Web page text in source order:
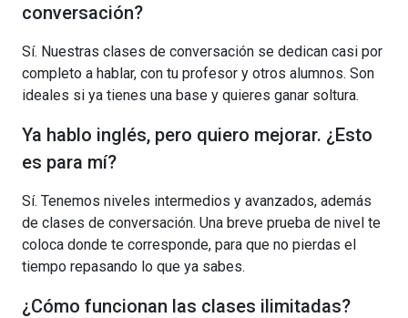
conversación?
Sí. Nuestras clases de conversación se dedican casi por
completo a hablar, con tu profesor y otros alumnos. Son
ideales si ya tienes una base y quieres ganar soltura.
Ya hablo inglés, pero quiero mejorar. ¿Esto
es para mí?
Sí. Tenemos niveles intermedios y avanzados, además
de clases de conversación. Una breve prueba de nivel te
coloca donde te corresponde, para que no pierdas el
tiempo repasando lo que ya sabes.
¿Cómo funcionan las clases ilimitadas?